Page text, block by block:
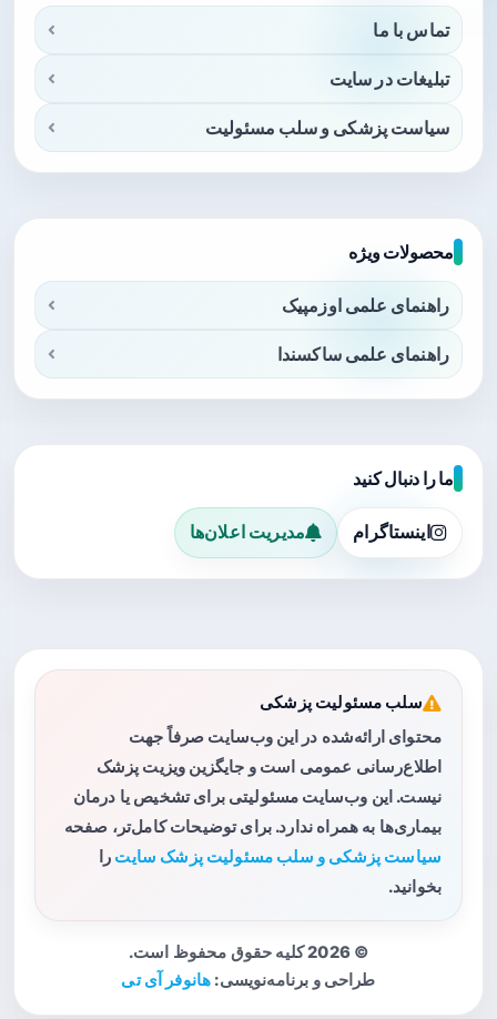
تماس با ما
تبلیغات در سایت
سیاست پزشکی و سلب مسئولیت
محصولات ویژه
راهنمای علمی اوزمپیک
راهنمای علمی ساکسندا
ما را دنبال کنید
اینستاگرام مدیریت اعلان‌ها
سلب مسئولیت پزشکی
محتوای ارائه‌شده در این وب‌سایت صرفاً جهت
اطلاع‌رسانی عمومی است و جایگزین ویزیت پزشک
نیست. این وب‌سایت مسئولیتی برای تشخیص یا درمان
بیماری‌ها به همراه ندارد. برای توضیحات کامل‌تر، صفحه
سیاست پزشکی و سلب مسئولیت پزشک سایت را
بخوانید.
© 2026 کلیه حقوق محفوظ است.
طراحی و برنامه‌نویسی: هانوفر آی تی